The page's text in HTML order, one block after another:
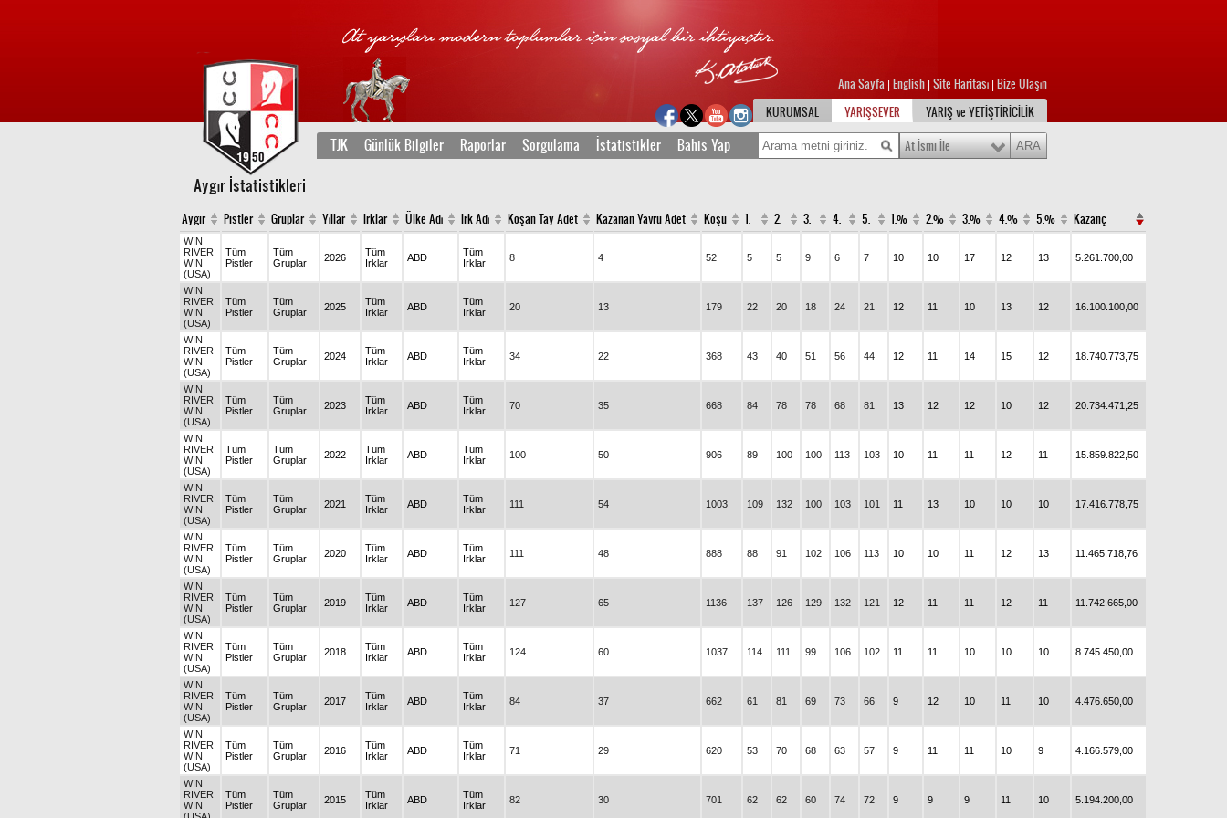
Ana Sayfa English Site Haritası Bize Ulaşın
KURUMSAL
YARIŞSEVER YARIŞ ve YETİŞTİRİCİLİK
TJK Günlük Bilgiler Raporlar Sorgulama İstatistikler Bahis Yap At İsmi İle
Aygır İstatistikleri
Aygir Pistler Gruplar Yıllar Irklar Ülke Adı Irk Adı Koşan Tay Adet Kazanan Yavru Adet Koşu 1. 2. 3. 4. 5. 1.% 2.% 3.% 4.% 5.% Kazanç
WIN
RIVER
WIN
(USA)
Tüm
Pistler
Tüm
Gruplar
2026
Tüm
Irklar
ABD
Tüm
Irklar
8 4 52 5 5 9 6 7 10 10 17 12 13 5.261.700,00
WIN
RIVER
WIN
(USA)
Tüm
Pistler
Tüm
Gruplar
2025
Tüm
Irklar
ABD
Tüm
Irklar
20 13 179 22 20 18 24 21 12 11 10 13 12 16.100.100,00
WIN
RIVER
WIN
(USA)
Tüm
Pistler
Tüm
Gruplar
2024
Tüm
Irklar
ABD
Tüm
Irklar
34 22 368 43 40 51 56 44 12 11 14 15 12 18.740.773,75
WIN
RIVER
WIN
(USA)
Tüm
Pistler
Tüm
Gruplar
2023
Tüm
Irklar
ABD
Tüm
Irklar
70 35 668 84 78 78 68 81 13 12 12 10 12 20.734.471,25
WIN
RIVER
WIN
(USA)
Tüm
Pistler
Tüm
Gruplar
2022
Tüm
Irklar
ABD
Tüm
Irklar
100 50 906 89 100 100 113 103 10 11 11 12 11 15.859.822,50
WIN
RIVER
WIN
(USA)
Tüm
Pistler
Tüm
Gruplar
2021
Tüm
Irklar
ABD
Tüm
Irklar
111 54 1003 109 132 100 103 101 11 13 10 10 10 17.416.778,75
WIN
RIVER
WIN
(USA)
Tüm
Pistler
Tüm
Gruplar
2020
Tüm
Irklar
ABD
Tüm
Irklar
111 48 888 88 91 102 106 113 10 10 11 12 13 11.465.718,76
WIN
RIVER
WIN
(USA)
Tüm
Pistler
Tüm
Gruplar
2019
Tüm
Irklar
ABD
Tüm
Irklar
127 65 1136 137 126 129 132 121 12 11 11 12 11 11.742.665,00
WIN
RIVER
WIN
(USA)
Tüm
Pistler
Tüm
Gruplar
2018
Tüm
Irklar
ABD
Tüm
Irklar
124 60 1037 114 111 99 106 102 11 11 10 10 10 8.745.450,00
WIN
RIVER
WIN
(USA)
Tüm
Pistler
Tüm
Gruplar
2017
Tüm
Irklar
ABD
Tüm
Irklar
84 37 662 61 81 69 73 66 9 12 10 11 10 4.476.650,00
WIN
RIVER
WIN
(USA)
Tüm
Pistler
Tüm
Gruplar
2016
Tüm
Irklar
ABD
Tüm
Irklar
71 29 620 53 70 68 63 57 9 11 11 10 9 4.166.579,00
WIN
RIVER
WIN
Tüm
Pistler
Tüm
Gruplar
2015
Tüm
Irklar
ABD
Tüm
Irklar
82 30 701 62 62 60 74 72 9 9 9 11 10 5.194.200,00